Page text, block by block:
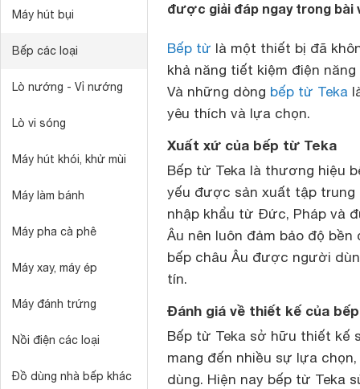
Máy hút bụi
Bếp các loại
Lò nướng - Vỉ nướng
Lò vi sóng
Máy hút khói, khử mùi
Máy làm bánh
Máy pha cà phê
Máy xay, máy ép
Máy đánh trứng
Nồi điện các loại
Đồ dùng nhà bếp khác
được giải đáp ngay trong bài
Bếp từ là một thiết bị đã
khả năng tiết kiệm điện
Và những dòng bếp từ Teka
yêu thích và lựa chọn.
Xuất xứ của bếp từ Teka
Bếp từ Teka là thương hiệu
yếu được sản xuất tập trung
nhập khẩu từ Đức, Pháp và
Âu nên luôn đảm bảo độ
bếp châu Âu được người
tín.
Đánh giá về thiết kế của
Bếp từ Teka sở hữu thiết kế
mang đến nhiều sự lựa
dùng. Hiện nay bếp từ Teka